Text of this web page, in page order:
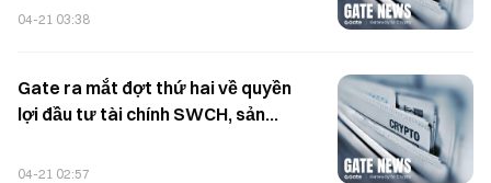
USDT cao nhất lên tới 200%
04-21 03:38
Gate ra mắt đợt thứ hai về quyền
lợi đầu tư tài chính SWCH, sản
hàng năm 200%, tổng hạn mức 4,9
04-21 02:57